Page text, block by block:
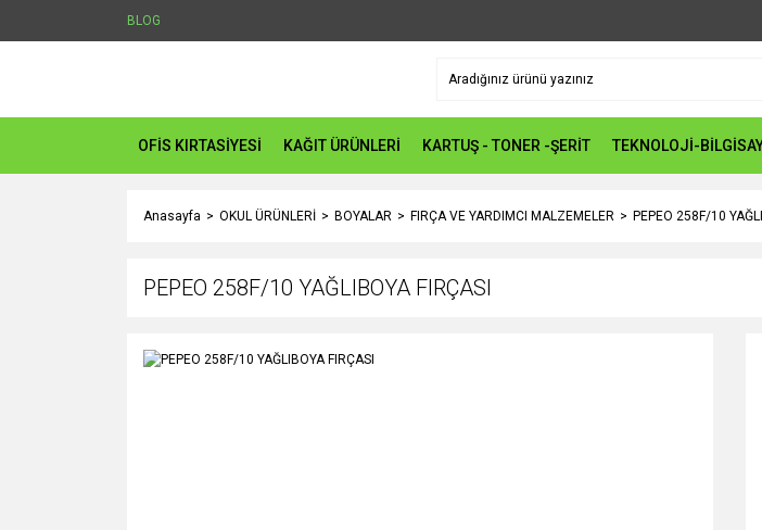
BLOG
OFİS KIRTASİYESİ KAĞIT ÜRÜNLERİ KARTUŞ - TONER -ŞERİT TEKNOLOJİ-
Anasayfa OKUL ÜRÜNLERİ BOYALAR FIRÇA VE YARDIMCI MALZEMELER PEPEO 258F/10
PEPEO 258F/10 YAĞLIBOYA FIRÇASI